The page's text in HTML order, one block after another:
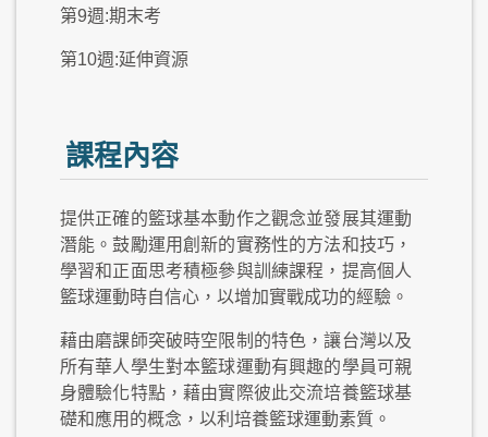
第9週:期末考
第10週:延伸資源
課程內容
提供正確的籃球基本動作之觀念並發展其運動
潛能。鼓勵運用創新的實務性的方法和技巧，
學習和正面思考積極參與訓練課程，提高個人
籃球運動時自信心，以增加實戰成功的經驗。
藉由磨課師突破時空限制的特色，讓台灣以及
所有華人學生對本籃球運動有興趣的學員可親
身體驗化特點，藉由實際彼此交流培養籃球基
礎和應用的概念，以利培養籃球運動素質。